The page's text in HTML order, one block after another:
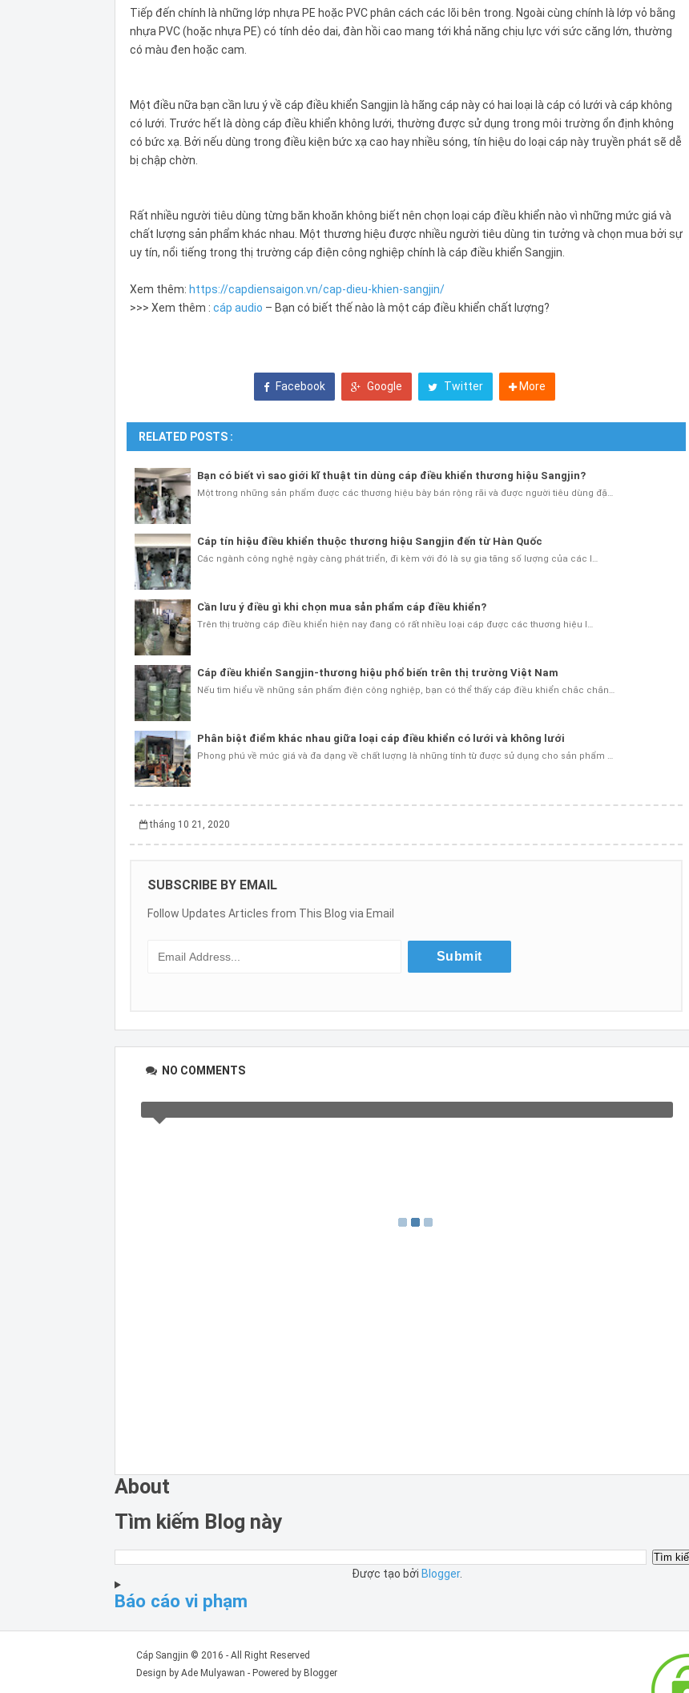
Tiếp đến chính là những lớp nhựa PE hoặc PVC phân cách các lõi bên trong. Ngoài cùng chính là lớp vỏ bằng
nhựa PVC (hoặc nhựa PE) có tính dẻo dai, đàn hồi cao mang tới khả năng chịu lực với sức căng lớn, thường
có màu đen hoặc cam.
Một điều nữa bạn cần lưu ý về cáp điều khiển Sangjin là hãng cáp này có hai loại là cáp có lưới và cáp không
có lưới. Trước hết là dòng cáp điều khiển không lưới, thường được sử dụng trong môi trường ổn định không
có bức xạ. Bởi nếu dùng trong điều kiện bức xạ cao hay nhiều sóng, tín hiệu do loại cáp này truyền phát sẽ dễ
bị chập chờn.
Rất nhiều người tiêu dùng từng băn khoăn không biết nên chọn loại cáp điều khiển nào vì những mức giá và
chất lượng sản phẩm khác nhau. Một thương hiệu được nhiều người tiêu dùng tin tưởng và chọn mua bởi sự
uy tín, nổi tiếng trong thị trường cáp điện công nghiệp chính là cáp điều khiển Sangjin.
Xem thêm: https://capdiensaigon.vn/cap-dieu-khien-sangjin/
>>> Xem thêm : cáp audio – Bạn có biết thế nào là một cáp điều khiển chất lượng?
Facebook Google Twitter More
RELATED POSTS :
Bạn có biết vì sao giới kĩ thuật tin dùng cáp điều khiển thương hiệu Sangjin?
Một trong những sản phẩm được các thương hiệu bày bán rộng rãi và được người tiêu dùng đặ…
Cáp tín hiệu điều khiển thuộc thương hiệu Sangjin đến từ Hàn Quốc
Các ngành công nghệ ngày càng phát triển, đi kèm với đó là sự gia tăng số lượng của các l…
Cần lưu ý điều gì khi chọn mua sản phẩm cáp điều khiển?
Trên thị trường cáp điều khiển hiện nay đang có rất nhiều loại cáp được các thương hiệu l…
Cáp điều khiển Sangjin-thương hiệu phổ biến trên thị trường Việt Nam
Nếu tìm hiểu về những sản phẩm điện công nghiệp, bạn có thể thấy cáp điều khiển chắc chắn…
Phân biệt điểm khác nhau giữa loại cáp điều khiển có lưới và không lưới
Phong phú về mức giá và đa dạng về chất lượng là những tính từ được sử dụng cho sản phẩm …
tháng 10 21, 2020
SUBSCRIBE BY EMAIL
Follow Updates Articles from This Blog via Email
NO COMMENTS
About
Tìm kiếm Blog này
Được tạo bởi Blogger.
Báo cáo vi phạm
Cáp Sangjin © 2016 - All Right Reserved
Design by Ade Mulyawan - Powered by Blogger